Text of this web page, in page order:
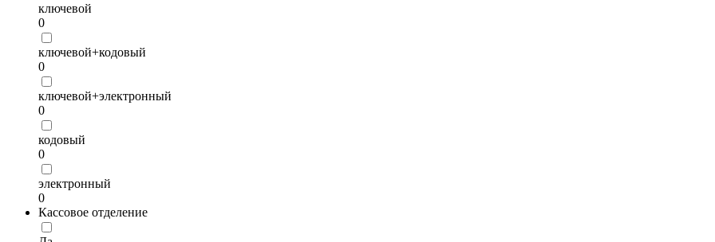
ключевой
0
ключевой+кодовый
0
ключевой+электронный
0
кодовый
0
электронный
0
Кассовое отделение